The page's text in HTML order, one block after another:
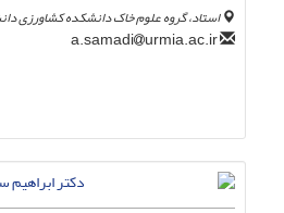
استاد، گروه علوم خاک دانشکده کشاورزی
urmia.ac.ir